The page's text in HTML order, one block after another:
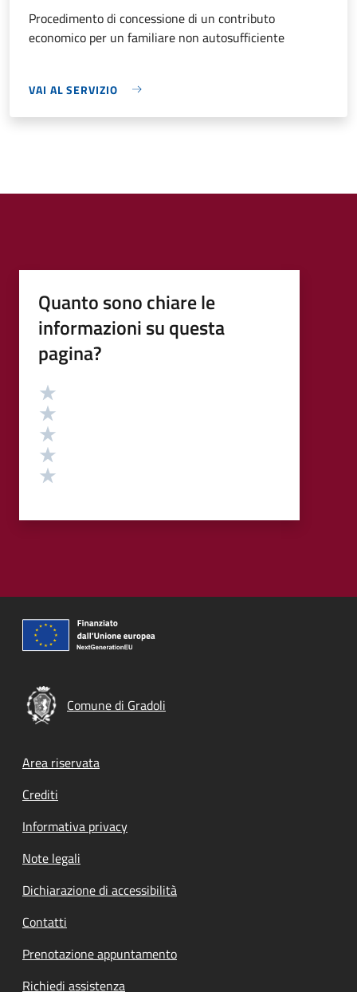
Procedimento di concessione di un contributo
economico per un familiare non autosufficiente
VAI AL SERVIZIO
Quanto sono chiare le
informazioni su questa
pagina?
Valutazione
Comune di Gradoli
Footer menu
Area riservata
Crediti
Informativa privacy
Note legali
Dichiarazione di accessibilità
Contatti
Prenotazione appuntamento
Richiedi assistenza